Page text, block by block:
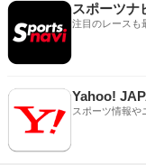
スポーツナ
注目のレースも
Yahoo!
スポーツ情報や